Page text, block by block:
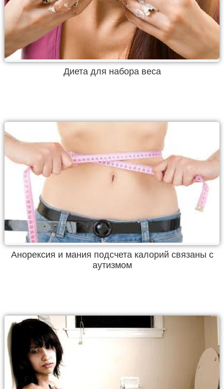
Диета для набора веса
Анорексия и мания подсчета калорий связаны с
аутизмом